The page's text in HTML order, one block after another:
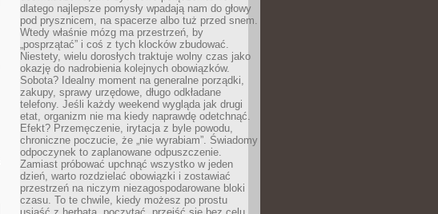
dlatego najlepsze pomysły wpadają nam do głowy
pod prysznicem, na spacerze albo tuż przed snem.
Wtedy właśnie mózg ma przestrzeń, by
„posprzątać” i coś z tych klocków zbudować.
Niestety, wielu dorosłych traktuje wolny czas jako
okazję do nadrobienia kolejnych obowiązków.
Sobota? Idealny moment na generalne porządki,
zakupy, sprawy urzędowe, długo odkładane
telefony. Jeśli każdy weekend wygląda jak drugi
etat, organizm nie ma kiedy naprawdę odetchnąć.
Efekt? Przemęczenie, irytacja z byle powodu,
chroniczne poczucie, że „nie wyrabiam”. Świadomy
odpoczynek to zaplanowane odpuszczenie.
Zamiast próbować upchnąć wszystko w jeden
dzień, warto rozdzielać obowiązki i zostawiać
przestrzeń na niczym niezagospodarowane bloki
czasu. To te chwile, kiedy możesz po prostu